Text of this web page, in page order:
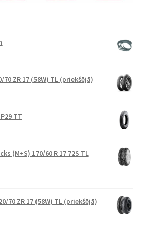
70 ZR 17 (58W) TL (priekšējā)
TT
(M+S) 170/60 R 17 72S TL
70 ZR 17 (58W) TL (priekšējā)